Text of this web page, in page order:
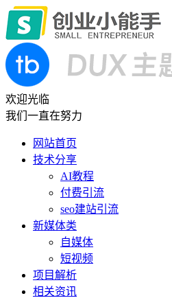
欢迎光临
我们一直在努力
网站首页
技术分享
AI教程
付费引流
seo建站引流
新媒体类
自媒体
短视频
项目解析
相关资讯